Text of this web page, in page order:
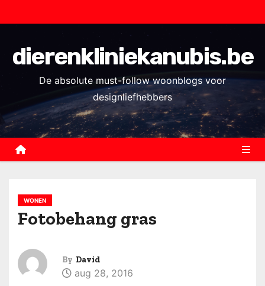
k
o
n
dierenkliniekanubis.be
De absolute must-follow woonblogs voor
designliefhebbers
WONEN
Fotobehang gras
By David
aug 28, 2016